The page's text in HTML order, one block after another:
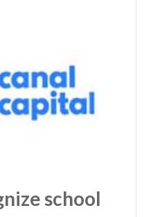
school